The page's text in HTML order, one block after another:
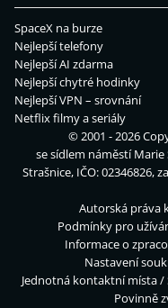
SpaceX na burze
Nejlepší telefony
Nejlepší AI zdarma
Nejlepší chytré hodinky
Nejlepší VPN – srovnání
Netflix filmy a seriály
© 2001 - 2026
se sídlem náměstí Marie
Strašnice, IČO: 02346826,
Autorská práva
Podmínky pro
Informace o
Nastavení
Jednotná kontaktní místa /
Povinně